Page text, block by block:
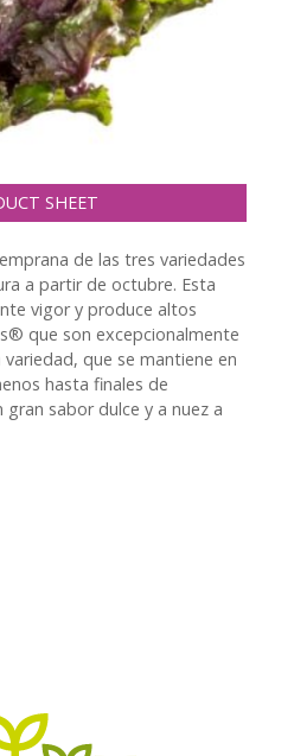
SHEET
de las tres variedades
a partir de octubre. Esta
vigor y produce altos
que son excepcionalmente
que se mantiene en
hasta finales de
sabor dulce y a nuez a